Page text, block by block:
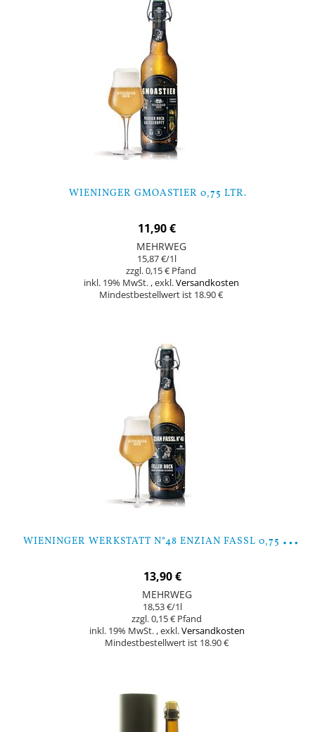
WIENINGER GMOASTIER 0,75 LTR.
11,90 €
MEHRWEG
15,87 €/1l
0,15 €
inkl. 19% MwSt. ,exkl.Versandkosten
Mindestbestellwert ist 18.90 €
W
IENINGER WERKSTATT N°48 ENZIAN FASSL 0,75 LTR.
13,90 €
MEHRWEG
18,53 €/1l
0,15 €
inkl. 19% MwSt. ,exkl.Versandkosten
Mindestbestellwert ist 18.90 €